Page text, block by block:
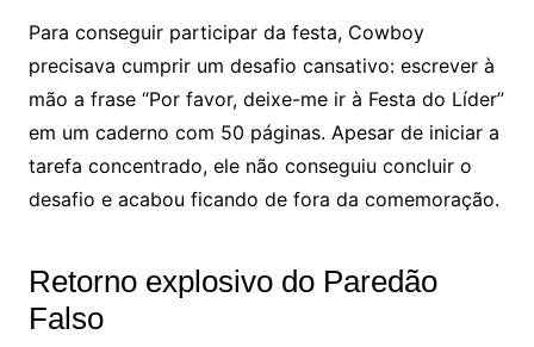
Para conseguir participar da festa, Cowboy
precisava cumprir um desafio cansativo: escrever à
mão a frase “Por favor, deixe-me ir à Festa do Líder”
em um caderno com 50 páginas. Apesar de iniciar a
tarefa concentrado, ele não conseguiu concluir o
desafio e acabou ficando de fora da comemoração.
Retorno explosivo do Paredão
Falso